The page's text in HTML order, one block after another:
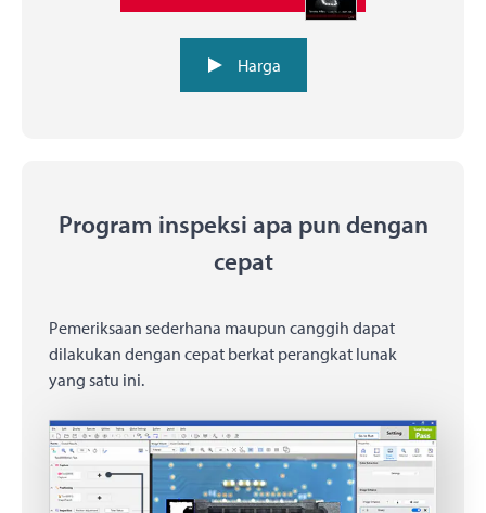
Harga
Program inspeksi apa pun dengan
cepat
Pemeriksaan sederhana maupun canggih dapat
dilakukan dengan cepat berkat perangkat lunak
yang satu ini.